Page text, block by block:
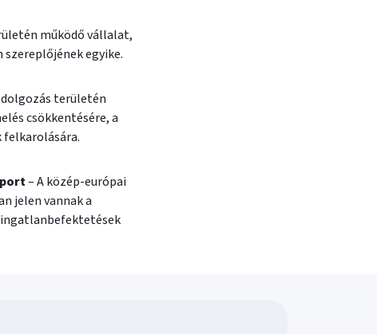
működő vállalat,
egyike.
területén
csökkentésére, a
felkarolására.
– A közép-európai
jelen vannak a